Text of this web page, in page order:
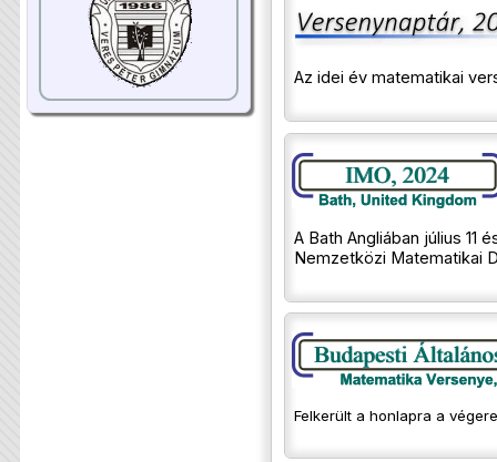
Az idei év matematikai
A Bath Angliában július 11
Nemzetközi Matematikai
Felkerült a honlapra a